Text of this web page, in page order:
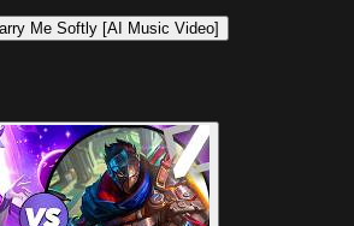
Me Softly [AI Music Video]